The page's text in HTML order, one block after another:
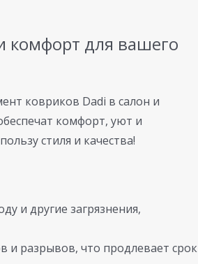
комфорт для вашего
ковриков Dadi в салон и
комфорт, уют и
стиля и качества!
и другие загрязнения,
и разрывов, что продлевает срок